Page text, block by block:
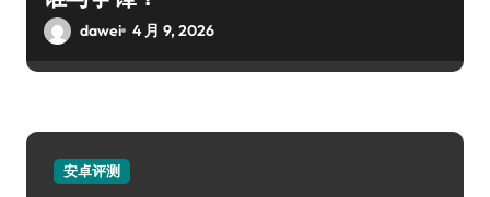
dawei 4 月 9, 2026
安卓评测